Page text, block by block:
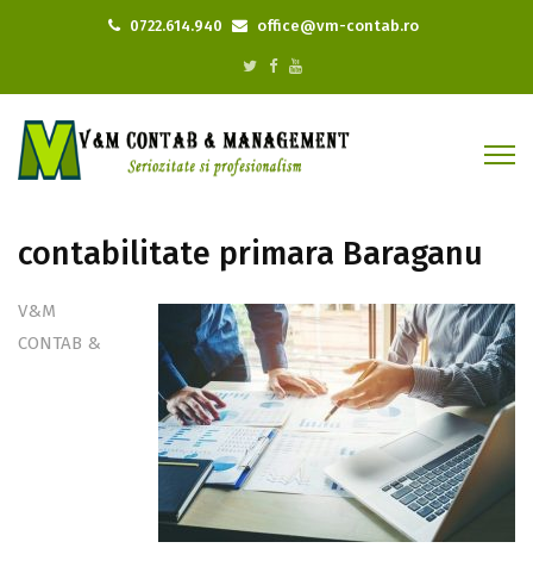
0722.614.940 office@vm-contab.ro
contabilitate primara Baraganu
V&M
CONTAB &